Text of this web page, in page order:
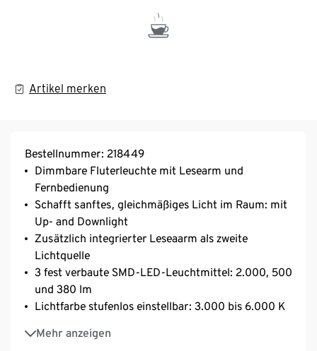
Artikel merken
Bestellnummer: 218449
Dimmbare Fluterleuchte mit Lesearm und
Fernbedienung
Schafft sanftes, gleichmäßiges Licht im Raum: mit
Up- and Downlight
Zusätzlich integrierter Leseaarm als zweite
Lichtquelle
3 fest verbaute SMD-LED-Leuchtmittel: 2.000, 500
und 380 lm
Lichtfarbe stufenlos einstellbar: 3.000 bis 6.000 K
Mehr anzeigen
Integrierter Dimmer
Alle Funktionen über die Fernbedienung (Memory-